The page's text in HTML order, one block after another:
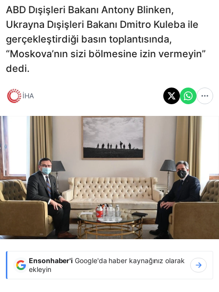
ABD Dışişleri Bakanı Antony Blinken,
Ukrayna Dışişleri Bakanı Dmitro Kuleba ile
gerçekleştirdiği basın toplantısında,
“Moskova’nın sizi bölmesine izin vermeyin”
dedi.
İHA
Ensonhaber'i Google'da haber kaynağınız olarak
ekleyin